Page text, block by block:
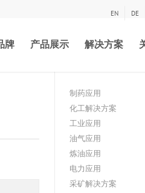
EN DE
牌 产品展示 解决方案
制药应用
化工解决方案
工业应用
油气应用
炼油应用
电力应用
采矿解决方案